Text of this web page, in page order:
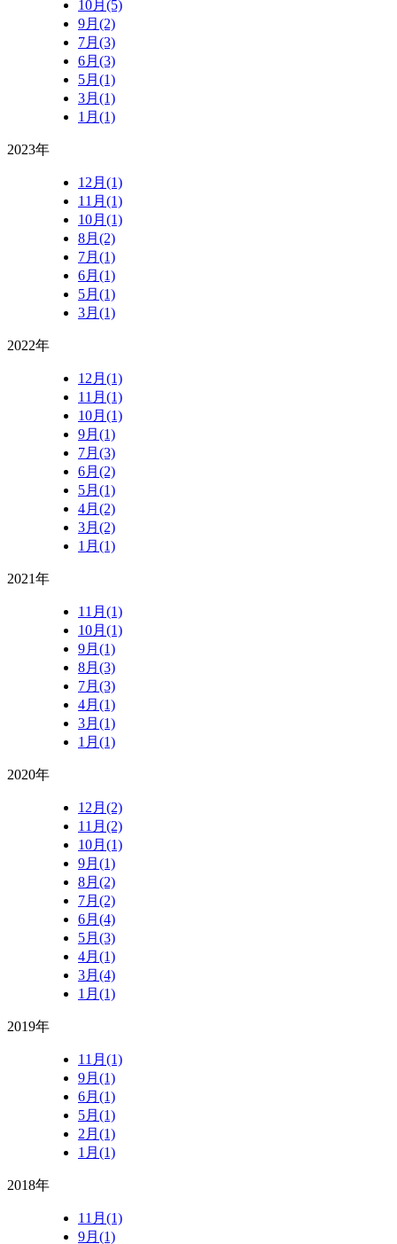
10月(5)
9月(2)
7月(3)
6月(3)
5月(1)
3月(1)
1月(1)
2023年
12月(1)
11月(1)
10月(1)
8月(2)
7月(1)
6月(1)
5月(1)
3月(1)
2022年
12月(1)
11月(1)
10月(1)
9月(1)
7月(3)
6月(2)
5月(1)
4月(2)
3月(2)
1月(1)
2021年
11月(1)
10月(1)
9月(1)
8月(3)
7月(3)
4月(1)
3月(1)
1月(1)
2020年
12月(2)
11月(2)
10月(1)
9月(1)
8月(2)
7月(2)
6月(4)
5月(3)
4月(1)
3月(4)
1月(1)
2019年
11月(1)
9月(1)
6月(1)
5月(1)
2月(1)
1月(1)
2018年
11月(1)
9月(1)